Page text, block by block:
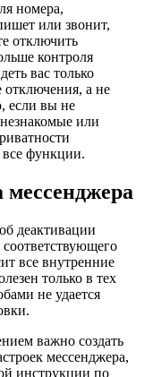
номера,
или звонит,
отключить
контроля
вас только
отключения, а не
если вы не
или
все функции.
мессенджера
деактивации
все внутренние
только в тех
не удается
важно создать
мессенджера,
инструкции по